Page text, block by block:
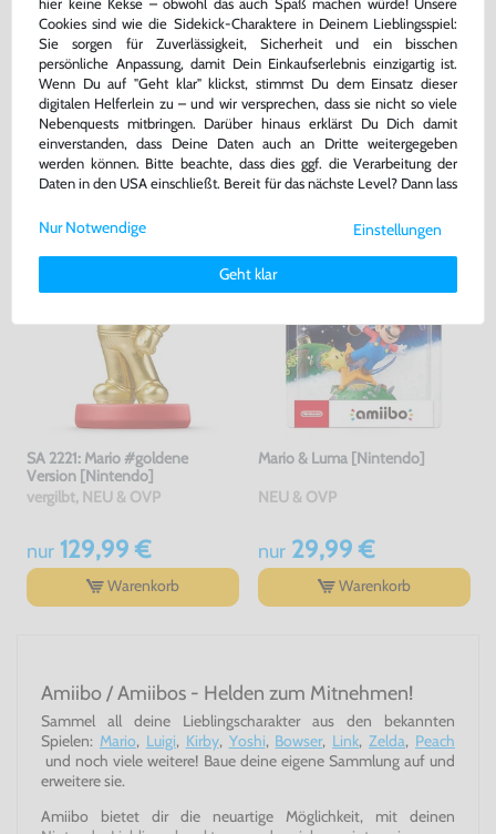
Alterna Splatoon Set: Callie &
Marie Pack [Nintendo]
NEU & OVP
nur139,99 €
Warenkorb
Rosalina & Luma / Rosaline &
Lumas [Nintendo]
NEU & OVP
nur39,99 €
Warenkorb
SA 2221: Mario #goldene
Version [Nintendo]
vergilbt, NEU & OVP
nur129,99 €
Warenkorb
Mario & Luma [Nintendo]
NEU & OVP
nur29,99 €
Warenkorb
Amiibo / Amiibos - Helden zum Mitnehmen!
Sammel all deine Lieblingscharakter aus den bekannten
Spielen: Mario, Luigi, Kirby, Yoshi, Bowser, Link, Zelda, Peach
und noch viele weitere! Baue deine eigene Sammlung auf und
erweitere sie.
Amiibo bietet dir die neuartige Möglichkeit, mit deinen
hier keine Kekse – obwohl das auch Spaß machen würde! Unsere
Cookies sind wie die Sidekick-Charaktere in Deinem Lieblingsspiel:
Sie sorgen für Zuverlässigkeit, Sicherheit und ein bisschen
persönliche Anpassung, damit Dein Einkaufserlebnis einzigartig ist.
Wenn Du auf "Geht klar" klickst, stimmst Du dem Einsatz dieser
digitalen Helferlein zu – und wir versprechen, dass sie nicht so viele
Nebenquests mitbringen. Darüber hinaus erklärst Du Dich damit
einverstanden, dass Deine Daten auch an Dritte weitergegeben
werden können. Bitte beachte, dass dies ggf. die Verarbeitung der
Daten in den USA einschließt. Bereit für das nächste Level? Dann lass
Weitere Informationen zu den von uns verwendeten Cookies und
Deinen Rechten als Nutzer findest Du in unsererDaten­schutz­
Impressum.
Einstellungen
Geht klar
Nur Notwendige